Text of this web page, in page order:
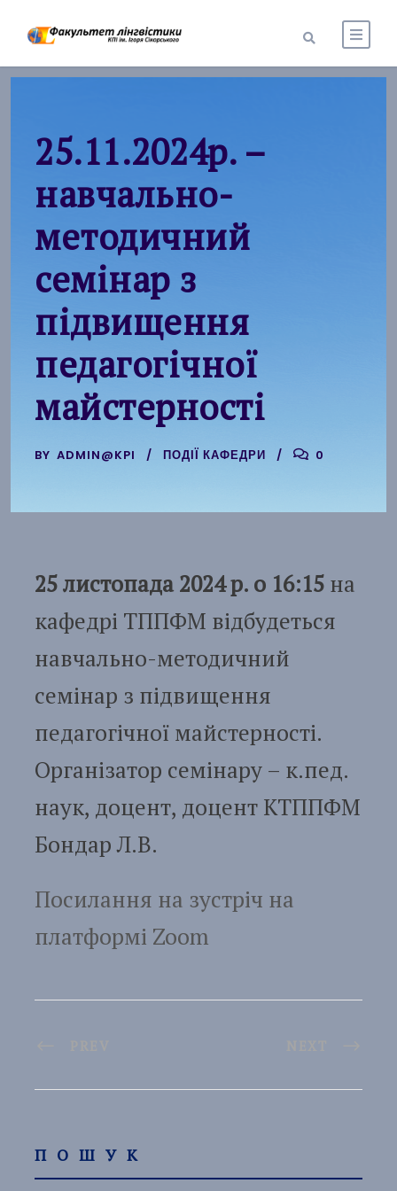
25.11.2024р. –
навчально-
методичний
семінар з
підвищення
педагогічної
майстерності
BY ADMIN@KPI ПОДІЇ КАФЕДРИ 0
25 листопада 2024 р. о 16:15 на
кафедрі ТППФМ відбудеться
навчально-методичний
семінар з підвищення
педагогічної майстерності.
Організатор семінару – к.пед.
наук, доцент, доцент КТППФМ
Бондар Л.В.
Посилання на зустріч на
платформі Zoom
ПОШУК